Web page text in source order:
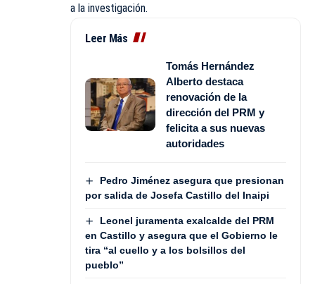
a la investigación.
Leer Más
Tomás Hernández
Alberto destaca
renovación de la
dirección del PRM y
felicita a sus nuevas
autoridades
Pedro Jiménez asegura que presionan
por salida de Josefa Castillo del Inaipi
Leonel juramenta exalcalde del PRM
en Castillo y asegura que el Gobierno le
tira “al cuello y a los bolsillos del
pueblo”